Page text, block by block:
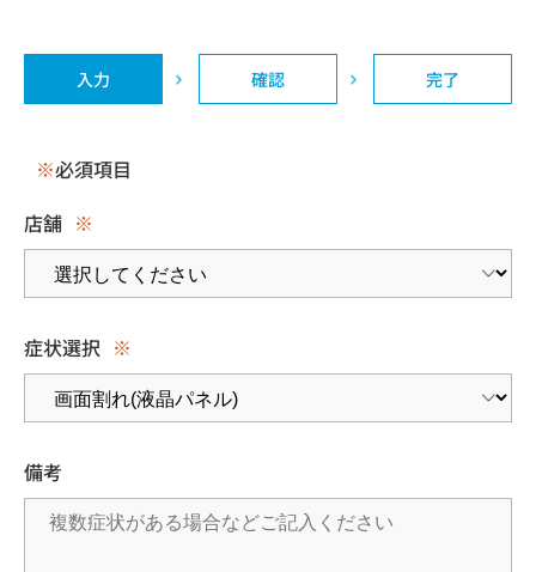
入力 確認 完了
※必須項目
店舗 ※
症状選択 ※
備考